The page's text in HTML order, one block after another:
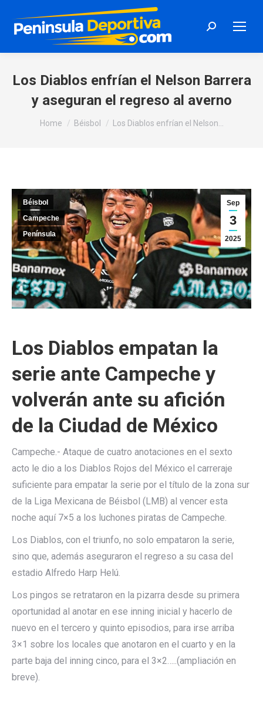
Search:
Los Diablos enfrían el Nelson Barrera
y aseguran el regreso al averno
You are here:
Home Béisbol Los Diablos enfrían el Nelson…
Sep
3
2025
Béisbol
Campeche
Península
Los Diablos empatan la
serie ante Campeche y
volverán ante su afición
de la Ciudad de México
Campeche.- Ataque de cuatro anotaciones en el sexto
acto le dio a los Diablos Rojos del México el carreraje
suficiente para empatar la serie por el título de la zona sur
de la Liga Mexicana de Béisbol (LMB) al vencer esta
noche aquí 7×5 a los luchones piratas de Campeche.
Los Diablos, con el triunfo, no solo empataron la serie,
sino que, además aseguraron el regreso a su casa del
estadio Alfredo Harp Helú.
Los pingos se retrataron en la pizarra desde su primera
oportunidad al anotar en ese inning inicial y hacerlo de
nuevo en el tercero y quinto episodios, para irse arriba
3×1 sobre los locales que anotaron en el cuarto y en la
parte baja del inning cinco, para el 3×2…..(ampliación en
breve).